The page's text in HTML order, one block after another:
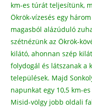
km-es túrát teljesítünk,
Ökrök-vízesés egy
magasból alázúduló
szétnézünk az Ökrök-
kilátó, ahonnan szép
folydogál és látszanak a
települések. Majd
napunkat egy 10,5 km-
Misid-völgy jobb oldali